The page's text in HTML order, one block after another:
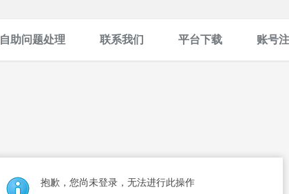
自助问题处理 联系我们 平台下载 账号
抱歉，您尚未登录，无法进行此操作